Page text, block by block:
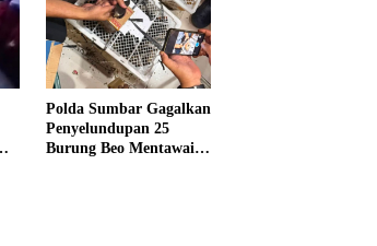
Polda Sumbar Gagalkan
Penyelundupan 25
Burung Beo Mentawai,